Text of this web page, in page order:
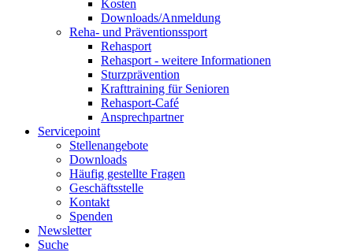
Kosten
Downloads/Anmeldung
Reha- und Präventionssport
Rehasport
Rehasport - weitere Informationen
Sturzprävention
Krafttraining für Senioren
Rehasport-Café
Ansprechpartner
Servicepoint
Stellenangebote
Downloads
Häufig gestellte Fragen
Geschäftsstelle
Kontakt
Spenden
Newsletter
Suche